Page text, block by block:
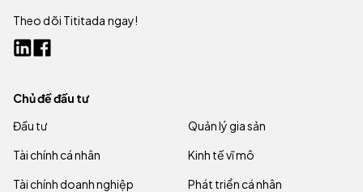
Theo dõi Tititada ngay!
Chủ đề đầu tư
Đầu tư
Quản lý gia sản
Tài chính cá nhân
Kinh tế vĩ mô
Tài chính doanh nghiệp
Phát triển cá nhân